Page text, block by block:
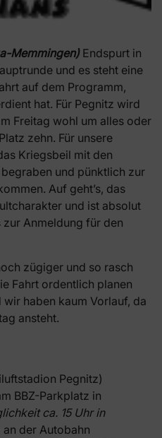
Memmingen) Endspurt in
und es steht eine
auf dem Programm,
hat. Für Pegnitz wird
Freitag wohl um alles oder
zehn. Für unsere
Kriegsbeil mit den
und pünktlich zur
Auf geht’s, das
und ist absolut
zur Anmeldung für den
zügiger und so rasch
Fahrt ordentlich planen
haben kaum Vorlauf, da
ansteht.
Pegnitz)
BBZ-Parkplatz in
ca. 15 Uhr in
der Autobahn